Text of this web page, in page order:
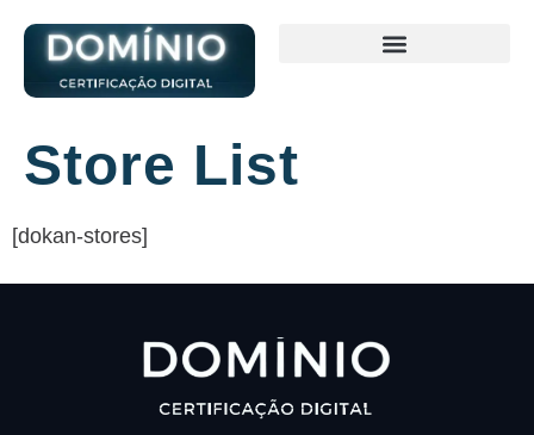
Store List
[dokan-stores]